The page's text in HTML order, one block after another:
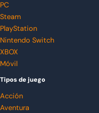
PC
Steam
PlayStation
Nintendo Switch
XBOX
Móvil
Tipos de juego
Acción
Aventura